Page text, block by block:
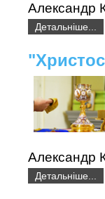
Александр
Детальніше...
Александр
Детальніше...